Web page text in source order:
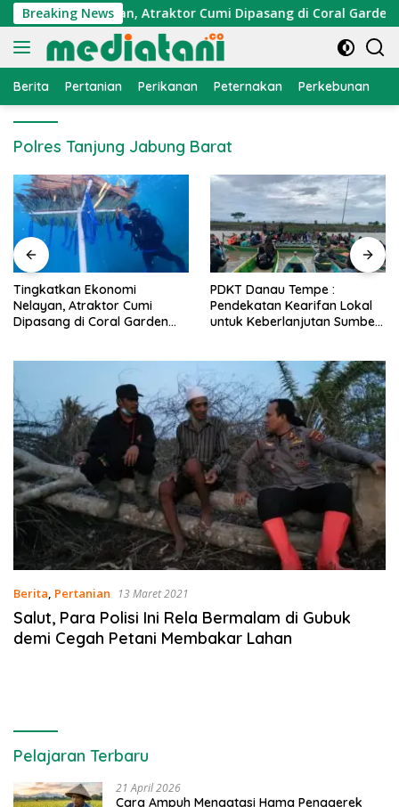
Langsung
ke
konten
Breaking News
Nelayan, Atraktor Cumi Dipasang di Coral Garden
Berita Pertanian Perikanan Peternakan Perkebunan
Polres Tanjung Jabung Barat
PDKT Danau Tempe :
Pendekatan Kearifan Lokal
untuk Keberlanjutan Sumber
Cara Mengatasi Penyakit
PMK pada Sapi Perah Secara
Alami dan Medis
Berita, Pertanian 13 Maret 2021
Salut, Para Polisi Ini Rela Bermalam di Gubuk
demi Cegah Petani Membakar Lahan
Pelajaran Terbaru
21 April 2026
Cara Ampuh Mengatasi Hama Penggerek